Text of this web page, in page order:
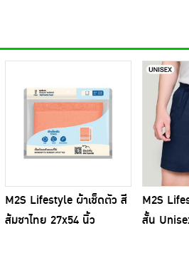
M2S Lifestyle ผ้าเช็ดตัว สี
ส้มชาไทย 27x54 นิ้ว
M2S
สั้น